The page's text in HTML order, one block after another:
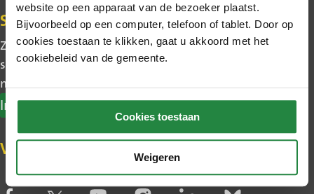
website op een apparaat van de bezoeker plaatst.
Bijvoorbeeld op een computer, telefoon of tablet. Door op
cookies toestaan te klikken, gaat u akkoord met het
cookiebeleid van de gemeente.
Cookies toestaan
Weigeren
Contact
Schrijf u in voor de nieuwsbrief
Zo blijft u makkelijk op de hoogte van wat er in uw
stadsdeel gebeurt. Ook leest u het belangrijkste
nieuws uit Den Haag.
Inschrijven nieuwsbrief
Volg de gemeente op social media